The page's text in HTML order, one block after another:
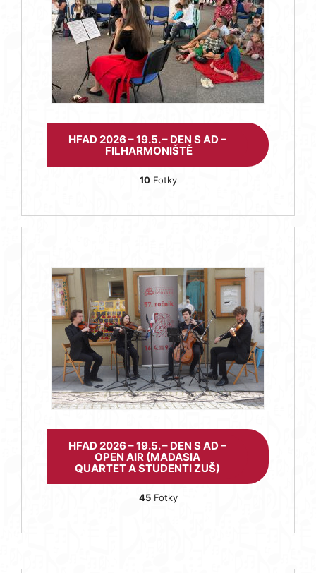
HFAD 2026 – 19.5. – DEN S AD –
FILHARMONIŠTĚ
10Fotky
HFAD 2026 – 19.5. – DEN S AD –
OPEN AIR (MADASIA
QUARTET A STUDENTI ZUŠ)
45Fotky